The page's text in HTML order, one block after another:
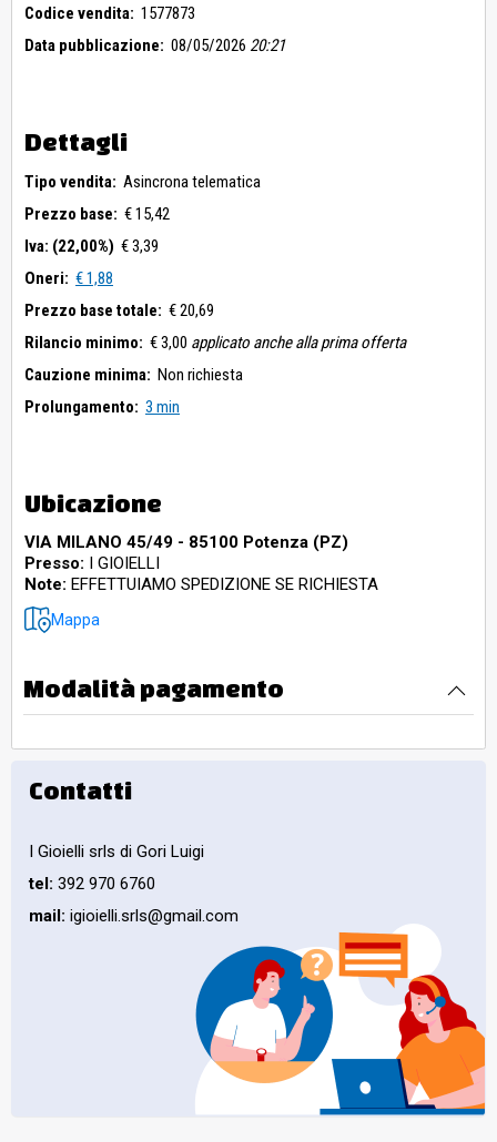
Codice vendita: 1577873
Data pubblicazione: 08/05/2026 20:21
Dettagli
Tipo vendita: Asincrona telematica
Prezzo base: € 15,42
Iva: (22,00%) € 3,39
Oneri: € 1,88
Prezzo base totale: € 20,69
Rilancio minimo: € 3,00 applicato anche alla prima offerta
Cauzione minima: Non richiesta
Prolungamento: 3 min
Ubicazione
VIA MILANO 45/49 - 85100 Potenza (PZ)
Presso: I GIOIELLI
Note: EFFETTUIAMO SPEDIZIONE SE RICHIESTA
Mappa
Modalità pagamento
Contatti
I Gioielli srls di Gori Luigi
tel: 392 970 6760
mail: igioielli.srls@gmail.com